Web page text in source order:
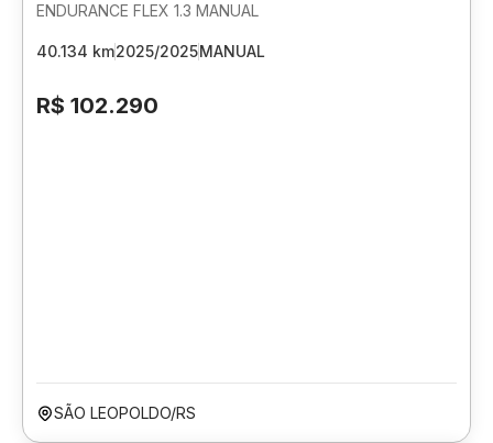
ENDURANCE FLEX 1.3 MANUAL
40.134 km2025/2025MANUAL
R$ 102.290
SÃO LEOPOLDO/RS